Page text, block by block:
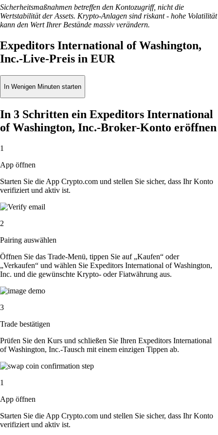
Sicherheitsmaßnahmen betreffen den Kontozugriff, nicht die
Wertstabilität der Assets. Krypto-Anlagen sind riskant - hohe Volatilität
kann den Wert Ihrer Bestände massiv verändern.
Expeditors International of Washington,
Inc.-Live-Preis in EUR
In Wenigen Minuten starten
In 3 Schritten ein Expeditors International
of Washington, Inc.-Broker-Konto eröffnen
1
App öffnen
Starten Sie die App Crypto.com und stellen Sie sicher, dass Ihr Konto
verifiziert und aktiv ist.
2
Pairing auswählen
Öffnen Sie das Trade-Menü, tippen Sie auf „Kaufen“ oder
„Verkaufen“ und wählen Sie Expeditors International of Washington,
Inc. und die gewünschte Krypto- oder Fiatwährung aus.
3
Trade bestätigen
Prüfen Sie den Kurs und schließen Sie Ihren Expeditors International
of Washington, Inc.-Tausch mit einem einzigen Tippen ab.
1
App öffnen
Starten Sie die App Crypto.com und stellen Sie sicher, dass Ihr Konto
verifiziert und aktiv ist.